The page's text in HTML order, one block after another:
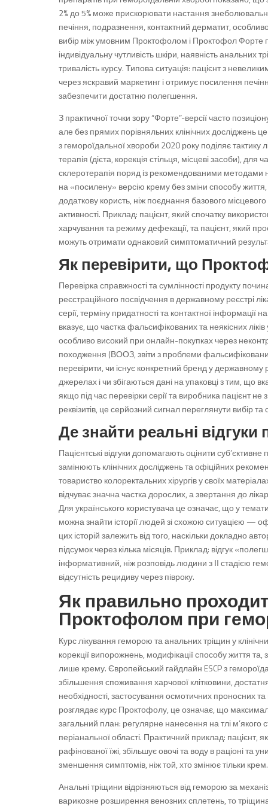
2% до 5% може прискорювати настання
печіння, подразнення, контактний дерматит,
вибір між умовним Проктофолом і Проктофол Форте
індивідуальну чутливість шкіри, наявність
тривалість курсу. Типова ситуація: пацієнт з
через яскравий маркетинг і отримує посилення
забезпечити достатню полегшення.
З практичної точки зору “Форте”-версії часто
але без прямих порівняльних клінічних досліджень
з гемороїдальної хвороби 2020 року поділяє тактику
терапія (дієта, корекція стільця, місцеві засоби),
склеротерапія поряд із рекомендованими методами
на «посилену» версію крему без зміни способу
додаткову користь, ніж поєднання базового
активності. Приклад: пацієнт, який спочатку
харчування та режиму дефекації, та пацієнт, який
можуть отримати однаковий симптоматичний
Як перевірити, що
Перевірка справжності та сумлінності продукту
реєстраційного посвідчення в державному реєстрі
серії, терміну придатності та контактної інформації
вказує, що частка фальсифікованих та неякісних
особливо високий при онлайн-покупках через
походження (ВООЗ, звіти з проблеми
перевірити, чи існує конкретний бренд у державному
джерелах і чи збігаються дані на упаковці з тим, що
якщо під час перевірки серії та виробника пацієнт
реквізитів, це серйозний сигнал переглянути вибір
Де знайти реальні відгуки
Пацієнтські відгуки допомагають оцінити
замінюють клінічних досліджень та офіційних
товариство колоректальних хірургів у своїх
відчуває значна частка дорослих, а звертання до
Для українського користувача це означає, що у
можна знайти історії людей зі схожою ситуацією —
цих історій залежить від того, наскільки докладно
підсумок через кілька місяців. Приклад: відгук
інформативний, ніж розповідь людини з ІІ стадією
відсутність рецидиву через півроку.
Як правильно
Проктофолом при
Курс лікування геморою та анальних тріщин у
корекції випорожнень, модифікації способу життя
лише крему. Європейський гайдлайн ESCP з
збільшення споживання харчової клітковини,
необхідності, застосування осмотичних проносних
розглядає курс Проктофолу, це означає, що
загальний план: регулярне нанесення на тлі м’якого
періанальної області. Практичний приклад: пацієнт,
рафінованої їжі, збільшує овочі та воду в раціоні та
зменшення симптомів, ніж той, хто змінює тільки крем.
Анальні тріщини відрізняються від геморою за
варикозне розширення венозних сплетень, то